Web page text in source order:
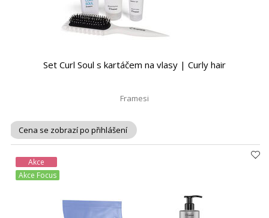
Set Curl Soul s kartáčem na vlasy | Curly hair
Framesi
Cena se zobrazí po přihlášení
Akce
Akce Focus